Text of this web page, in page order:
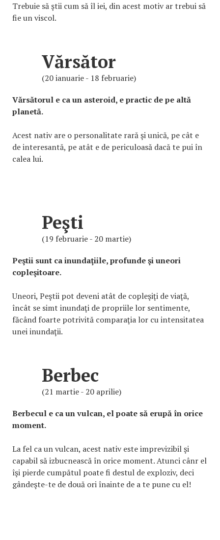
Trebuie să ştii cum să îl iei, din acest motiv ar trebui să
fie un viscol.
Vărsător
(20 ianuarie - 18 februarie)
Vărsătorul e ca un asteroid, e practic de pe altă
planetă.
Acest nativ are o personalitate rară şi unică, pe cât e
de interesantă, pe atât e de periculoasă dacă te pui în
calea lui.
Peşti
(19 februarie - 20 martie)
Peştii sunt ca inundaţiile, profunde şi uneori
copleşitoare.
Uneori, Peştii pot deveni atât de copleşiţi de viaţă,
încât se simt inundaţi de propriile lor sentimente,
făcând foarte potrivită comparaţia lor cu intensitatea
unei inundaţii.
Berbec
(21 martie - 20 aprilie)
Berbecul e ca un vulcan, el poate să erupă în orice
moment.
La fel ca un vulcan, acest nativ este imprevizibil şi
capabil să izbucnească în orice moment. Atunci cânr el
îşi pierde cumpătul poate fi destul de exploziv, deci
gândeşte-te de două ori înainte de a te pune cu el!